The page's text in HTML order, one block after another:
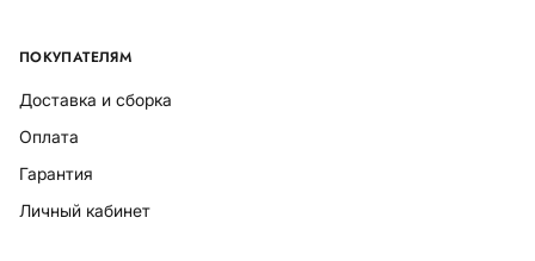
ПОКУПАТЕЛЯМ
Доставка и сборка
Оплата
Гарантия
Личный кабинет